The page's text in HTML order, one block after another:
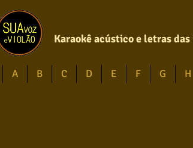
Karaokê acústico e letras
A B C D E F G H